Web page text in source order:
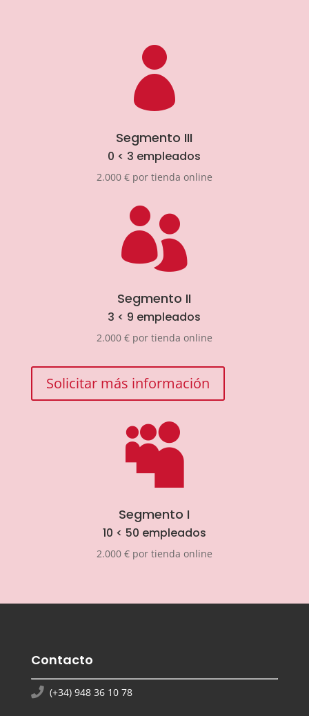

Segmento III
0 < 3 empleados
2.000 € por tienda online

Segmento II
3 < 9 empleados
2.000 € por tienda online
Solicitar más información

Segmento I
10 < 50 empleados
2.000 € por tienda online
Contacto
(+34) 948 36 10 78